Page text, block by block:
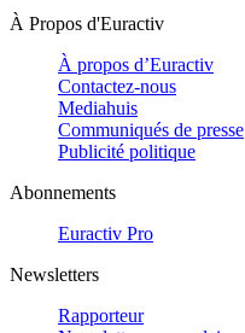
À Propos d'Euractiv
À propos d’Euractiv
Contactez-nous
Mediahuis
Communiqués de presse
Publicité politique
Abonnements
Euractiv Pro
Newsletters
Rapporteur